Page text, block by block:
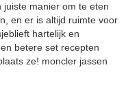
manier om te eten
en er is altijd ruimte voor
hartelijk en
betere set recepten
ze! moncler jassen